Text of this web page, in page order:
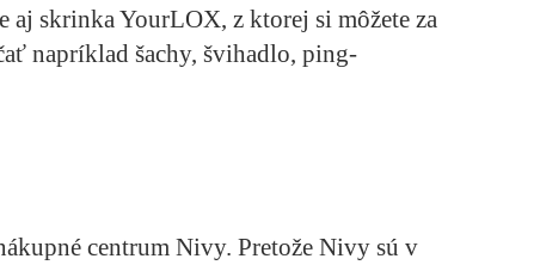
aj skrinka YourLOX, z ktorej si môžete za
napríklad šachy, švihadlo, ping-
centrum Nivy. Pretože Nivy sú v